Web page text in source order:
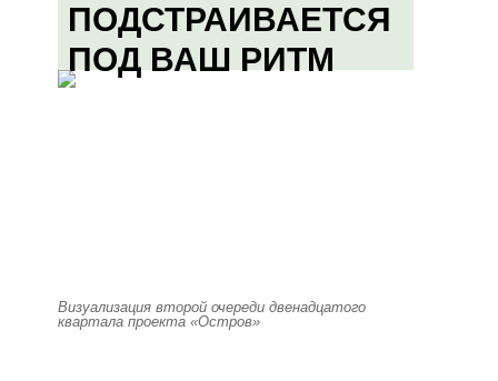
ПОДСТРАИВАЕТСЯ
ПОД ВАШ РИТМ
Визуализация второй очереди двенадцатого
квартала проекта «Остров»